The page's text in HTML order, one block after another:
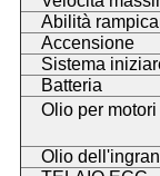
Abilità
Accensione
Sistema
Batteria
Olio per motori
Olio